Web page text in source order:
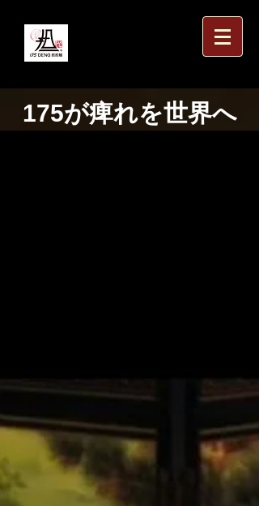
175が痺れを世界へ